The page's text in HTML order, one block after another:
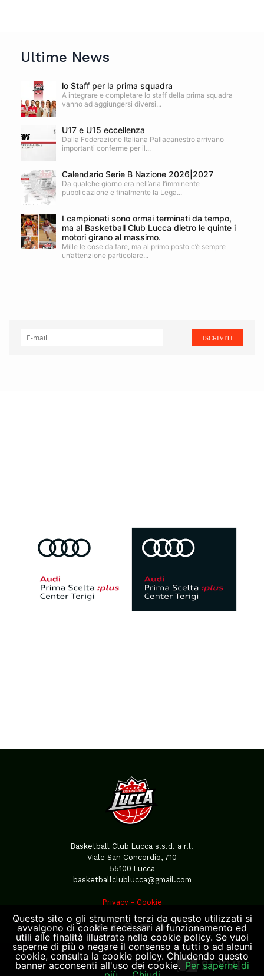
Ultime News
lo Staff per la prima squadra
A integrare e completare lo staff della prima squadra
vanno ad aggiungersi diversi...
U17 e U15 eccellenza
Dalla Federazione Italiana Pallacanestro arrivano
importanti conferme per il...
Calendario Serie B Nazione 2026|2027
Da qualche giorno era nell’aria l’imminente
pubblicazione e finalmente la Lega...
I campionati sono ormai terminati da tempo,
ma al Basketball Club Lucca dietro le quinte i
motori girano al massimo.
Mille le cose da fare, ma al primo posto c’è sempre
un’attenzione particolare...
Basketball Club Lucca s.s.d. a r.l.
Viale San Concordio, 710
55100 Lucca
basketballclublucca@gmail.com
Privacy- Cookie
Questo sito o gli strumenti terzi da questo utilizzati si
avvalgono di cookie necessari al funzionamento ed
utili alle finalità illustrate nella cookie policy. Se vuoi
saperne di più o negare il consenso a tutti o ad alcuni
cookie, consulta la cookie policy. Chiudendo questo
banner acconsenti all'uso dei cookie. Per saperne di